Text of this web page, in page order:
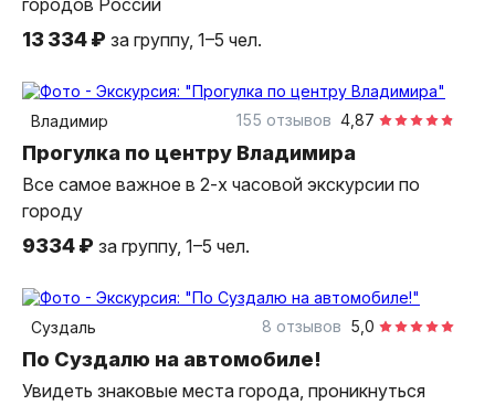
городов России
13 334 ₽ за группу, 1–5 чел.
Владимир 4,87
155 отзывов
Прогулка по центру Владимира
Все самое важное в 2-х часовой экскурсии по
городу
9334 ₽ за группу, 1–5 чел.
Суздаль 5,0
8 отзывов
По Суздалю на автомобиле!
Увидеть знаковые места города, проникнуться